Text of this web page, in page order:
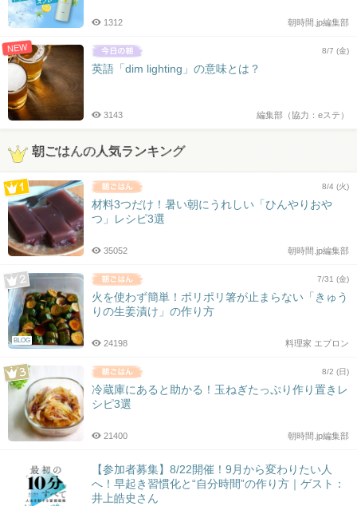
朝時間.jp編集部
1312
NEW 8/7 (金)
英語「dim lighting」の意味とは？
編集部（協力：eステ）
3143
朝ごはんの人気ランキング
8/4 (火)
材料3つだけ！暑い朝にうれしい「ひんやりおや
つ」レシピ3選
朝時間.jp編集部
35052
BLOG
7/31 (金)
火を使わず簡単！ポリポリ箸が止まらない「きゅう
りの生姜漬け」の作り方
料理家 エプロン
24198
8/2 (日)
冷蔵庫にあると助かる！玉ねぎたっぷり作り置きレ
シピ3選
朝時間.jp編集部
21400
【参加者募集】8/22開催！9月から変わりたい人
へ！早起き習慣化と“自分時間”の作り方｜ゲスト：
井上皓史さん